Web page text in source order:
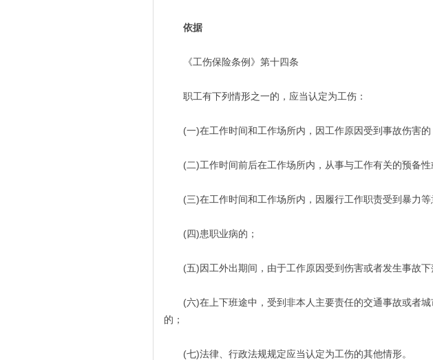
依据
《工伤保险条例》第十四条
职工有下列情形之一的，应当认定为工伤：
(一)在工作时间和工作场所内，因工作原因受到事故伤害的
(二)工作时间前后在工作场所内，从事与工作有关的预备性
(三)在工作时间和工作场所内，因履行工作职责受到暴力等
(四)患职业病的；
(五)因工外出期间，由于工作原因受到伤害或者发生事故下
(六)在上下班途中，受到非本人主要责任的交通事故或者城
的；
(七)法律、行政法规规定应当认定为工伤的其他情形。